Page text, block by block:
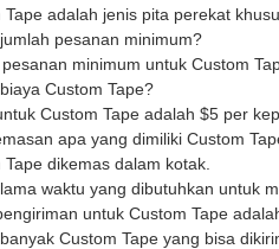
Tape adalah jenis pita perekat
pesanan minimum?
minimum untuk Custom
Custom Tape?
Custom Tape adalah $5 per
apa yang dimiliki Custom
dikemas dalam kotak.
waktu yang dibutuhkan untuk
untuk Custom Tape
Custom Tape yang bisa